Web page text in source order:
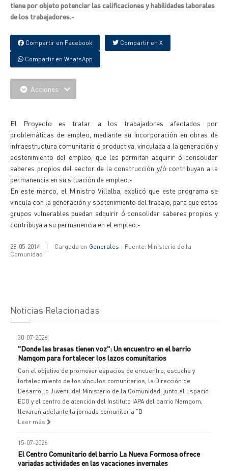
tiene por objeto potenciar las calificaciones y habilidades laborales
de los trabajadores.-
Compartir en Facebook Compartir en X
Compartir en WhatsApp
Acciones
El Proyecto es tratar a los trabajadores afectados por
problemáticas de empleo, mediante su incorporación en obras de
infraestructura comunitaria ó productiva, vinculada a la generación y
sostenimiento del empleo, que les permitan adquirir ó consolidar
saberes propios del sector de la construcción y/ó contribuyan a la
permanencia en su situación de empleo.-
En este marco, el Ministro Villalba, explicó que este programa se
vincula con la generación y sostenimiento del trabajo, para que estos
grupos vulnerables puedan adquirir ó consolidar saberes propios y
contribuya a su permanencia en el empleo.-
28-05-2014 | Cargada en Generales - Fuente: Ministerio de la
Comunidad
Noticias Relacionadas
30-07-2026
"Donde las brasas tienen voz": Un encuentro en el barrio
Namqom para fortalecer los lazos comunitarios
Con el objetivo de promover espacios de encuentro, escucha y
fortalecimiento de los vínculos comunitarios, la Dirección de
Desarrollo Juvenil del Ministerio de la Comunidad, junto al Espacio
ECO y el centro de atención del Instituto IAPA del barrio Namqom,
llevaron adelante la jornada comunitaria "D
Leer más
15-07-2026
El Centro Comunitario del barrio La Nueva Formosa ofrece
variadas actividades en las vacaciones invernales